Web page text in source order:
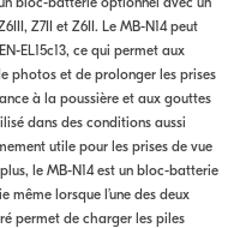
Z7II et Z6II. Le MB-N14 peut
EL15c13, ce qui permet aux
photos et de prolonger les prises
à la poussière et aux gouttes
dans des conditions aussi
utile pour les prises de vue
le MB-N14 est un bloc-batterie
même lorsque l’une des deux
permet de charger les piles